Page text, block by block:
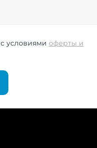
с условиямиоферты и